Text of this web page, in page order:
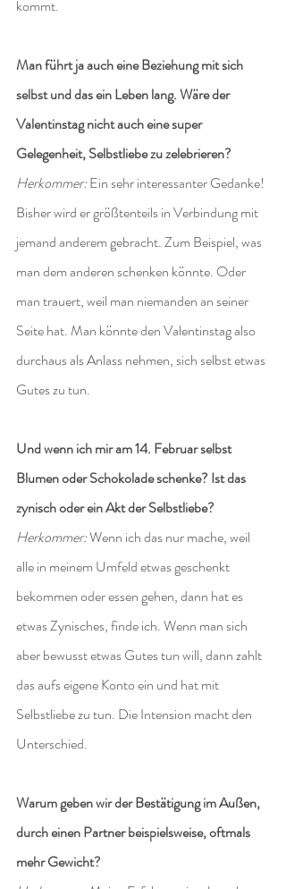
kommt.
Man führt ja auch eine Beziehung mit sich
selbst und das ein Leben lang. Wäre der
Valentinstag nicht auch eine super
Gelegenheit, Selbstliebe zu zelebrieren?
Herkommer: Ein sehr interessanter Gedanke!
Bisher wird er größtenteils in Verbindung mit
jemand anderem gebracht. Zum Beispiel, was
man dem anderen schenken könnte. Oder
man trauert, weil man niemanden an seiner
Seite hat. Man könnte den Valentinstag also
durchaus als Anlass nehmen, sich selbst etwas
Gutes zu tun.
Und wenn ich mir am 14. Februar selbst
Blumen oder Schokolade schenke? Ist das
zynisch oder ein Akt der Selbstliebe?
Herkommer: Wenn ich das nur mache, weil
alle in meinem Umfeld etwas geschenkt
bekommen oder essen gehen, dann hat es
etwas Zynisches, finde ich. Wenn man sich
aber bewusst etwas Gutes tun will, dann zahlt
das aufs eigene Konto ein und hat mit
Selbstliebe zu tun. Die Intension macht den
Unterschied.
Warum geben wir der Bestätigung im Außen,
durch einen Partner beispielsweise, oftmals
mehr Gewicht?